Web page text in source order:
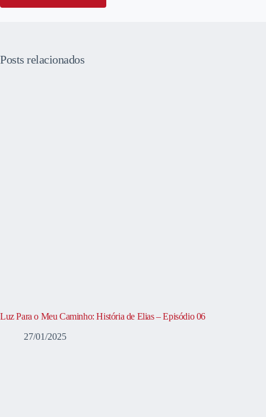
Posts relacionados
Luz Para o Meu Caminho: História de Elias – Episódio 06
27/01/2025